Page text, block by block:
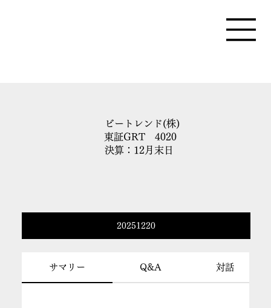
ビートレンド(株)
東証GRT 4020
決算：12月末日
サマリー Q&A 対話
20251220